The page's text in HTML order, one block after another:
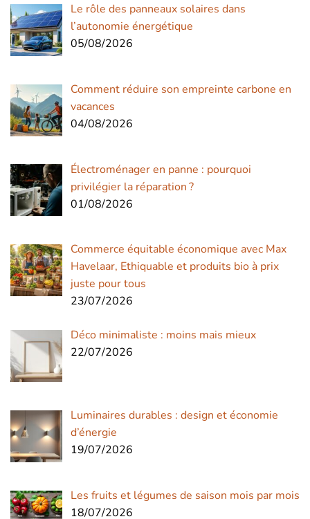
Le rôle des panneaux solaires dans
l’autonomie énergétique
05/08/2026
Comment réduire son empreinte carbone en
vacances
04/08/2026
Électroménager en panne : pourquoi
privilégier la réparation ?
01/08/2026
Commerce équitable économique avec Max
Havelaar, Ethiquable et produits bio à prix
juste pour tous
23/07/2026
Déco minimaliste : moins mais mieux
22/07/2026
Luminaires durables : design et économie
d’énergie
19/07/2026
Les fruits et légumes de saison mois par mois
18/07/2026